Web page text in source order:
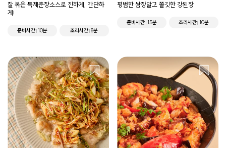
잘 볶은 특제춘장소스로 진하게, 간단하
게!
준비시간 10분 조리시간 8분
평범한 쌈장말고 쫄깃한 강된장
준비시간 15분 조리시간 10분